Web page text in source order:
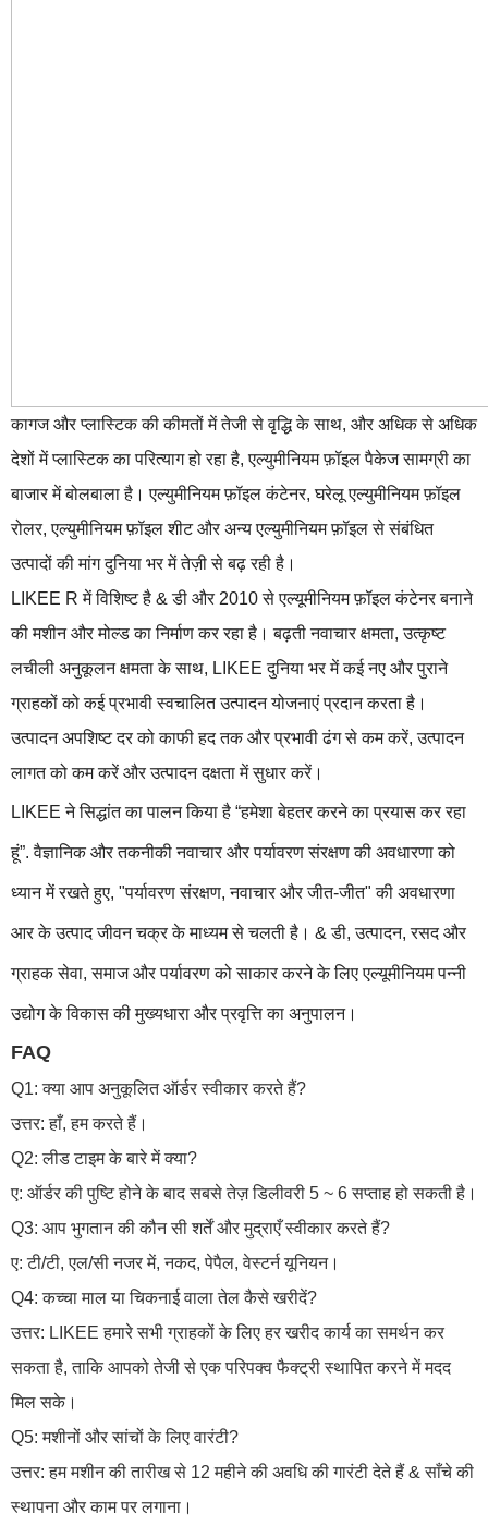
कागज और प्लास्टिक की कीमतों में तेजी से वृद्धि के साथ, और अधिक से अधिक
देशों में प्लास्टिक का परित्याग हो रहा है, एल्युमीनियम फ़ॉइल पैकेज सामग्री का
बाजार में बोलबाला है। एल्युमीनियम फ़ॉइल कंटेनर, घरेलू एल्युमीनियम फ़ॉइल
रोलर, एल्युमीनियम फ़ॉइल शीट और अन्य एल्युमीनियम फ़ॉइल से संबंधित
उत्पादों की मांग दुनिया भर में तेज़ी से बढ़ रही है।
LIKEE R में विशिष्ट है & डी और 2010 से एल्यूमीनियम फ़ॉइल कंटेनर बनाने
की मशीन और मोल्ड का निर्माण कर रहा है। बढ़ती नवाचार क्षमता, उत्कृष्ट
लचीली अनुकूलन क्षमता के साथ, LIKEE दुनिया भर में कई नए और पुराने
ग्राहकों को कई प्रभावी स्वचालित उत्पादन योजनाएं प्रदान करता है।
उत्पादन अपशिष्ट दर को काफी हद तक और प्रभावी ढंग से कम करें, उत्पादन
लागत को कम करें और उत्पादन दक्षता में सुधार करें।
LIKEE ने सिद्धांत का पालन किया है “हमेशा बेहतर करने का प्रयास कर रहा
हूं”. वैज्ञानिक और तकनीकी नवाचार और पर्यावरण संरक्षण की अवधारणा को
ध्यान में रखते हुए, "पर्यावरण संरक्षण, नवाचार और जीत-जीत" की अवधारणा
आर के उत्पाद जीवन चक्र के माध्यम से चलती है। & डी, उत्पादन, रसद और
ग्राहक सेवा, समाज और पर्यावरण को साकार करने के लिए एल्यूमीनियम पन्नी
उद्योग के विकास की मुख्यधारा और प्रवृत्ति का अनुपालन।
FAQ
Q1: क्या आप अनुकूलित ऑर्डर स्वीकार करते हैं?
उत्तर: हाँ, हम करते हैं।
Q2: लीड टाइम के बारे में क्या?
ए: ऑर्डर की पुष्टि होने के बाद सबसे तेज़ डिलीवरी 5 ~ 6 सप्ताह हो सकती है।
Q3: आप भुगतान की कौन सी शर्तें और मुद्राएँ स्वीकार करते हैं?
ए: टी/टी, एल/सी नजर में, नकद, पेपैल, वेस्टर्न यूनियन।
Q4: कच्चा माल या चिकनाई वाला तेल कैसे खरीदें?
उत्तर: LIKEE हमारे सभी ग्राहकों के लिए हर खरीद कार्य का समर्थन कर
सकता है, ताकि आपको तेजी से एक परिपक्व फैक्ट्री स्थापित करने में मदद
मिल सके।
Q5: मशीनों और सांचों के लिए वारंटी?
उत्तर: हम मशीन की तारीख से 12 महीने की अवधि की गारंटी देते हैं & साँचे की
स्थापना और काम पर लगाना।